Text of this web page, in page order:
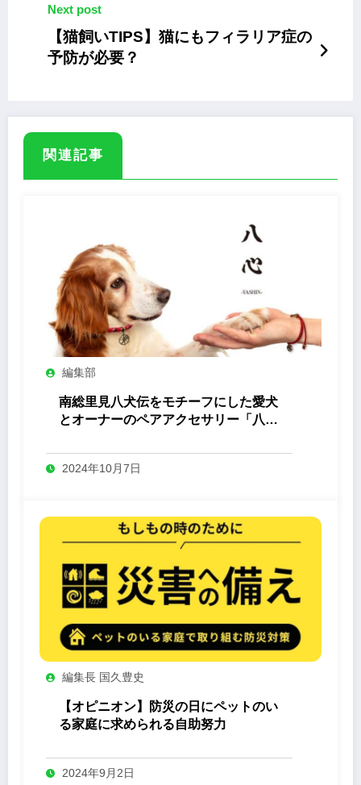
Next post
【猫飼いTIPS】猫にもフィラリア症の
予防が必要？
関連記事
編集部
南総里見八犬伝をモチーフにした愛犬
とオーナーのペアアクセサリー「八心
2024年10月7日
編集長 国久豊史
【オピニオン】防災の日にペットのい
る家庭に求められる自助努力
2024年9月2日